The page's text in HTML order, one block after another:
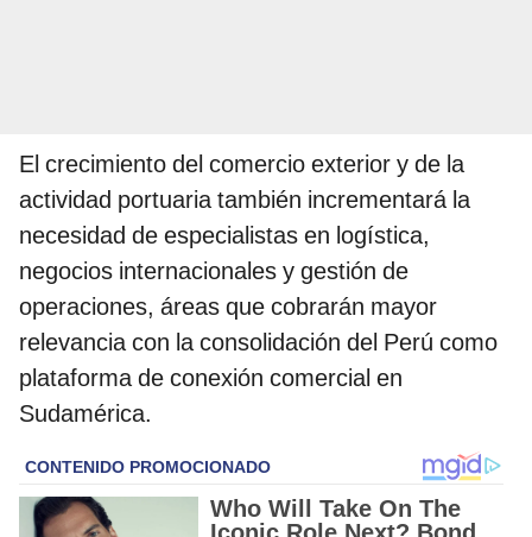
El crecimiento del comercio exterior y de la
actividad portuaria también incrementará la
necesidad de especialistas en logística,
negocios internacionales y gestión de
operaciones, áreas que cobrarán mayor
relevancia con la consolidación del Perú como
plataforma de conexión comercial en
Sudamérica.